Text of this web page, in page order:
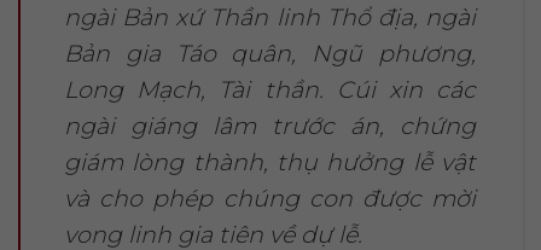
ngài Bản xứ Thần linh Thổ địa, ngài
Bản gia Táo quân, Ngũ phương,
Long Mạch, Tài thần. Cúi xin các
ngài giáng lâm trước án, chứng
giám lòng thành, thụ hưởng lễ vật
và cho phép chúng con được mời
vong linh gia tiên về dự lễ.